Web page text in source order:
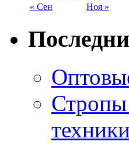
« Сен Ноя »
Стропы
техники